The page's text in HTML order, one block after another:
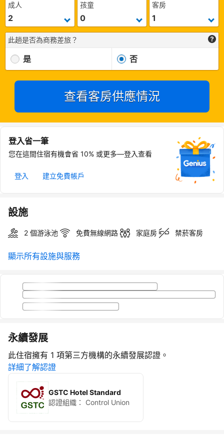
成人 孩童 客房
此趟是否為商務差旅？
是 否
查看客房供應情況
登入省一筆
您在這間住宿有機會省 10% 或更多—登入查看
登入 建立免費帳戶
設施
2 個游泳池 免費無線網路 家庭房 禁菸客房
顯示所有設施與服務
永續發展
此住宿擁有 1 項第三方機構的永續發展認證。
詳細了解認證
GSTC Hotel Standard
認證組織：
Control Union